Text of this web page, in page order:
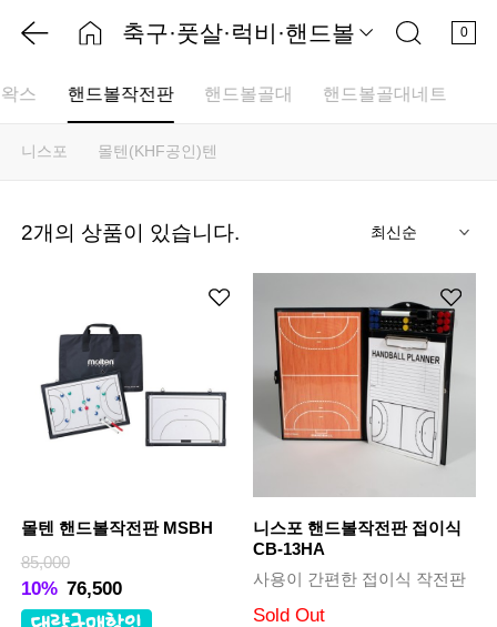
0
축구·풋살·럭비·핸드볼
스 핸드볼작전판 핸드볼골대 핸드볼골대네트
니스포 몰텐(KHF공인)텐
2개의 상품이 있습니다.
몰텐 핸드볼작전판 MSBH
85,000
10% 76,500
니스포 핸드볼작전판 접이식
CB-13HA
사용이 간편한 접이식 작전판
Sold Out